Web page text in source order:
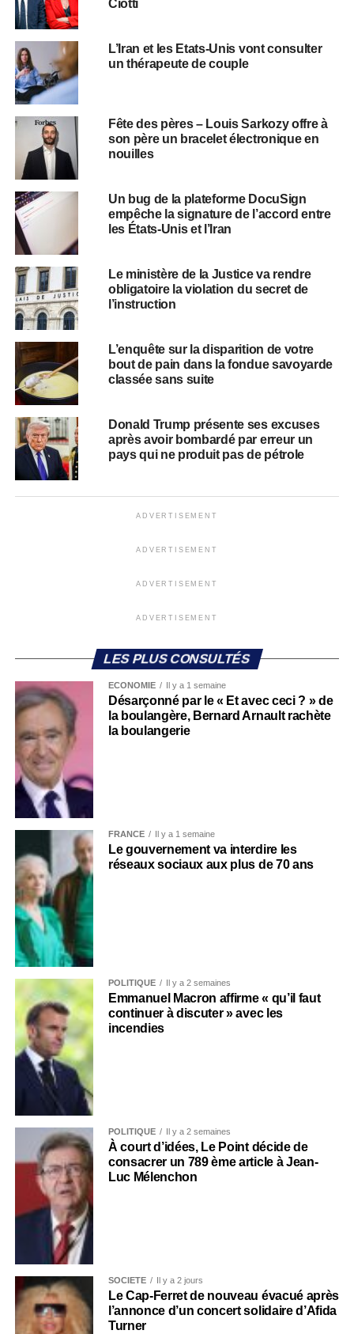
Ciotti
L’Iran et les Etats-Unis vont consulter
un thérapeute de couple
Fête des pères – Louis Sarkozy offre à
son père un bracelet électronique en
nouilles
Un bug de la plateforme DocuSign
empêche la signature de l’accord entre
les États-Unis et l’Iran
Le ministère de la Justice va rendre
obligatoire la violation du secret de
l’instruction
L’enquête sur la disparition de votre
bout de pain dans la fondue savoyarde
classée sans suite
Donald Trump présente ses excuses
après avoir bombardé par erreur un
pays qui ne produit pas de pétrole
ADVERTISEMENT
ADVERTISEMENT
ADVERTISEMENT
ADVERTISEMENT
LES PLUS CONSULTÉS
ECONOMIE Il y a 1 semaine
Désarçonné par le « Et avec ceci ? » de
la boulangère, Bernard Arnault rachète
la boulangerie
FRANCE Il y a 1 semaine
Le gouvernement va interdire les
réseaux sociaux aux plus de 70 ans
POLITIQUE Il y a 2 semaines
Emmanuel Macron affirme « qu’il faut
continuer à discuter » avec les
incendies
POLITIQUE Il y a 2 semaines
À court d’idées, Le Point décide de
consacrer un 789 ème article à Jean-
Luc Mélenchon
SOCIÉTÉ Il y a 2 jours
Le Cap-Ferret de nouveau évacué après
l’annonce d’un concert solidaire d’Afida
Turner